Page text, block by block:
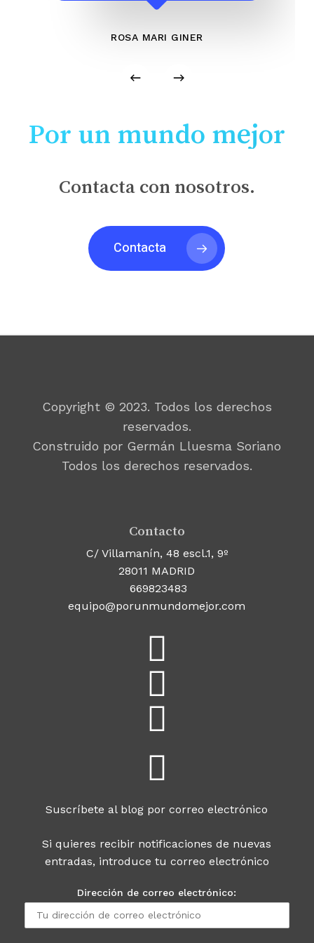
ROSA MARI GINER
Por un mundo mejor
Contacta con nosotros.
Contacta
Copyright © 2023. Todos los derechos
reservados.
Construido por Germán Lluesma Soriano
Todos los derechos reservados.
Contacto
C/ Villamanín, 48 escl.1, 9º
28011 MADRID
669823483
equipo@porunmundomejor.com
Suscríbete al blog por correo electrónico
Si quieres recibir notificaciones de nuevas
entradas, introduce tu correo electrónico
Dirección de correo electrónico: